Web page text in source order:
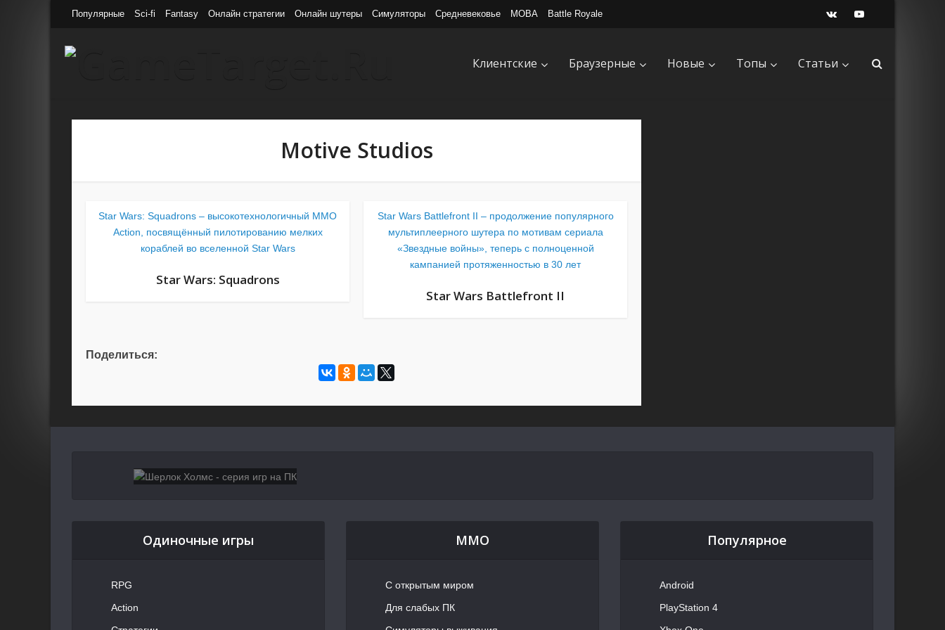
Популярные Sci-fi Fantasy Онлайн стратегии Онлайн шутеры Симуляторы Средневековье MOBA Battle Royale
Клиентские Браузерные Новые Топы Статьи
Motive Studios
Star Wars: Squadrons – высокотехнологичный MMO
Action, посвящённый пилотированию мелких
кораблей во вселенной Star Wars
Star Wars: Squadrons
Star Wars Battlefront II – продолжение популярного
мультиплеерного шутера по мотивам сериала
«Звездные войны», теперь с полноценной
кампанией протяженностью в 30 лет
Star Wars Battlefront II
Поделиться:
Одиночные игры
RPG
Action
MMO
С открытым миром
Для слабых ПК
Популярное
Android
PlayStation 4